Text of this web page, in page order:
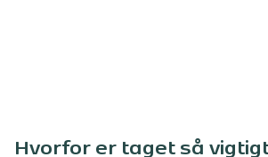
Hvorfor er taget så